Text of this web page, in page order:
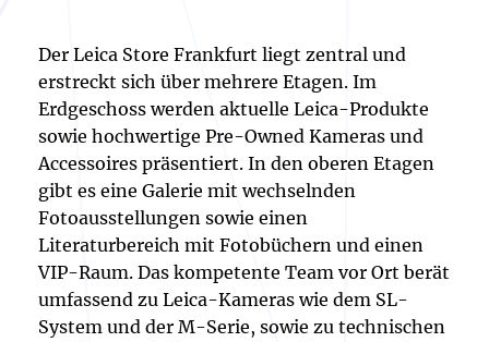
Der Leica Store Frankfurt liegt zentral und
erstreckt sich über mehrere Etagen. Im
Erdgeschoss werden aktuelle Leica-Produkte
sowie hochwertige Pre-Owned Kameras und
Accessoires präsentiert. In den oberen Etagen
gibt es eine Galerie mit wechselnden
Fotoausstellungen sowie einen
Literaturbereich mit Fotobüchern und einen
VIP-Raum. Das kompetente Team vor Ort berät
umfassend zu Leica-Kameras wie dem SL-
System und der M-Serie, sowie zu technischen